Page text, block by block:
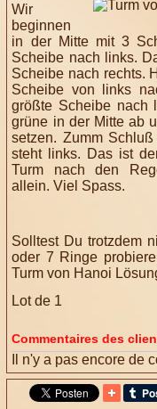
Wir
beginnen
in der Mitte mit 3
Scheibe nach links.
Scheibe nach rechts.
Scheibe von links
größte Scheibe nach
grüne in der Mitte ab
setzen. Zumm
steht links. Das ist
Turm nach den
allein. Viel Spass.
Solltest Du trotzdem
oder 7 Ringe
Turm von Hanoi
Lot de 1
Commentaires des
Il n'y a pas encore de